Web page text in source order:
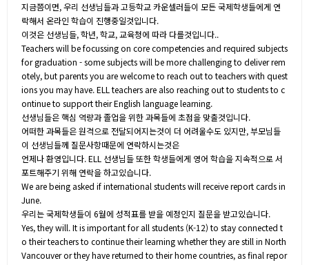
지금쯤이면, 우리 선생님들과 고등학교 카운셀러들이 모든 국제학생들에게 연
락해서 온라인 학습이 진행중일것입니다.
이것은 선생님들, 학년, 학교, 교육청에 따라 다를것입니다..
Teachers will be focussing on core competencies and required subjects
for graduation - some subjects will be more challenging to deliver rem
otely, but parents you are welcome to reach out to teachers with quest
ions you may have. ELL teachers are also reaching out to students to c
ontinue to support their English language learning.
선생님들은 핵심 역량과 졸업을 위한 과목들에 초점을 맞출것입니다.
어떠한 과목들은 원격으로 전달되어지는것이 더 어려울수도 있지만, 부모님들
이 선생님들께 질문사항때문에 연락하시는것은
언제나 환영입니다. ELL 선생님들 또한 학생들에게 영어 학습을 지속적으로 서
포트해주기 위해 연락을 하고있습니다.
We are being asked if international students will receive report cards in
June.
우리는 국제학생들이 6월에 성적표를 받을 예정인지 질문을 받고있습니다.
Yes, they will. It is important for all students (K-12) to stay connected t
o their teachers to continue their learning whether they are still in North
Vancouver or they have returned to their home countries, as final repor